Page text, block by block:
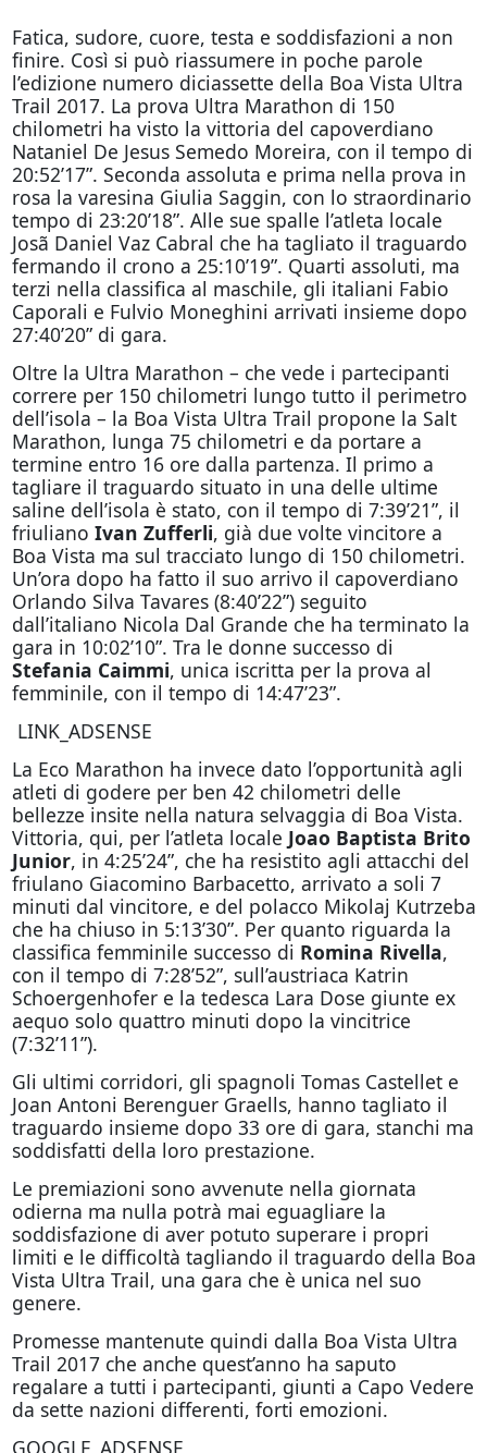
Fatica, sudore, cuore, testa e soddisfazioni a non
finire. Così si può riassumere in poche parole
l’edizione numero diciassette della Boa Vista Ultra
Trail 2017. La prova Ultra Marathon di 150
chilometri ha visto la vittoria del capoverdiano
Nataniel De Jesus Semedo Moreira, con il tempo di
20:52’17”. Seconda assoluta e prima nella prova in
rosa la varesina Giulia Saggin, con lo straordinario
tempo di 23:20’18”. Alle sue spalle l’atleta locale
Josã Daniel Vaz Cabral che ha tagliato il traguardo
fermando il crono a 25:10’19”. Quarti assoluti, ma
terzi nella classifica al maschile, gli italiani Fabio
Caporali e Fulvio Moneghini arrivati insieme dopo
27:40’20” di gara.
Oltre la Ultra Marathon – che vede i partecipanti
correre per 150 chilometri lungo tutto il perimetro
dell’isola – la Boa Vista Ultra Trail propone la Salt
Marathon, lunga 75 chilometri e da portare a
termine entro 16 ore dalla partenza. Il primo a
tagliare il traguardo situato in una delle ultime
saline dell’isola è stato, con il tempo di 7:39’21”, il
friuliano Ivan Zufferli, già due volte vincitore a
Boa Vista ma sul tracciato lungo di 150 chilometri.
Un’ora dopo ha fatto il suo arrivo il capoverdiano
Orlando Silva Tavares (8:40’22”) seguito
dall’italiano Nicola Dal Grande che ha terminato la
gara in 10:02’10”. Tra le donne successo di
Stefania Caimmi, unica iscritta per la prova al
femminile, con il tempo di 14:47’23”.
LINK_ADSENSE
La Eco Marathon ha invece dato l’opportunità agli
atleti di godere per ben 42 chilometri delle
bellezze insite nella natura selvaggia di Boa Vista.
Vittoria, qui, per l’atleta locale Joao Baptista Brito
Junior, in 4:25’24”, che ha resistito agli attacchi del
friulano Giacomino Barbacetto, arrivato a soli 7
minuti dal vincitore, e del polacco Mikolaj Kutrzeba
che ha chiuso in 5:13’30”. Per quanto riguarda la
classifica femminile successo di Romina Rivella,
con il tempo di 7:28’52”, sull’austriaca Katrin
Schoergenhofer e la tedesca Lara Dose giunte ex
aequo solo quattro minuti dopo la vincitrice
(7:32’11”).
Gli ultimi corridori, gli spagnoli Tomas Castellet e
Joan Antoni Berenguer Graells, hanno tagliato il
traguardo insieme dopo 33 ore di gara, stanchi ma
soddisfatti della loro prestazione.
Le premiazioni sono avvenute nella giornata
odierna ma nulla potrà mai eguagliare la
soddisfazione di aver potuto superare i propri
limiti e le difficoltà tagliando il traguardo della Boa
Vista Ultra Trail, una gara che è unica nel suo
genere.
Promesse mantenute quindi dalla Boa Vista Ultra
Trail 2017 che anche quest’anno ha saputo
regalare a tutti i partecipanti, giunti a Capo Vedere
da sette nazioni differenti, forti emozioni.
GOOGLE_ADSENSE